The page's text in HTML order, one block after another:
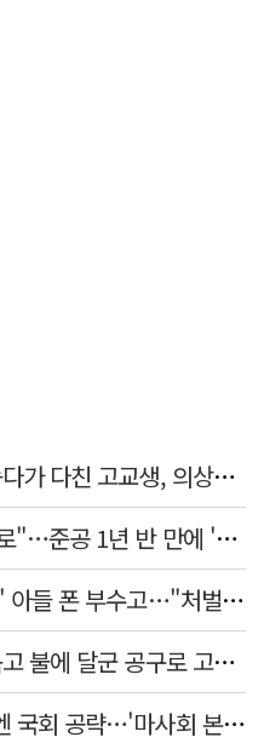
'장윤기 사건' 피해 여고생 돕다가 다친 고교생, 의상자 인정
"아파트 외벽 테라스가 통째로"…준공 1년 반 만에 '아찔 사고'
전북 경찰 간부 '女교사 몰카' 아들 폰 부수고…"처벌 못하는 사안" 내부망에 글
'외도 의심' 아내 화장실에 묶고 불에 달군 공구로 고문…남편 검거
김병삼 경북 영천시장, 이번엔 국회 공략…'마사회 본사 이전·광역교통망 확충' 요청